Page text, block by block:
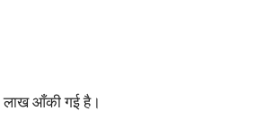
लाख आँकी गई है।